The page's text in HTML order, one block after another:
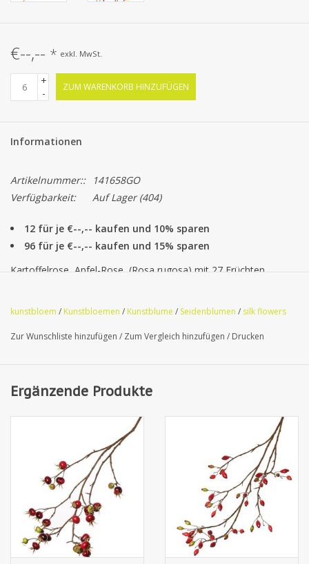
€--,-- * exkl. MwSt.
+
-
ZUM WARENKORB HINZUFÜGEN
Informationen
Artikelnummer::
141658GO
Verfügbarkeit:
Auf Lager(404)
12 für je €--,-- kaufen und 10% sparen
96 für je €--,-- kaufen und 15% sparen
Kartoffelrose, Apfel-Rose, (Rosa rugosa) mit 27 Früchten,
kunstbloem / Kunstbloemen / Kunstblume / Seidenblumen / silk flowers
Zur Wunschliste hinzufügen / Zum Vergleich hinzufügen / Drucken
Ergänzende Produkte